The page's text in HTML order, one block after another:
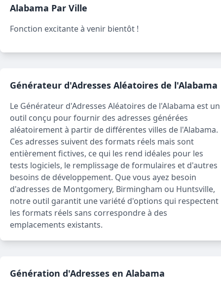
Alabama Par Ville
Fonction excitante à venir bientôt !
Générateur d'Adresses Aléatoires de l'Alabama
Le Générateur d'Adresses Aléatoires de l'Alabama est un
outil conçu pour fournir des adresses générées
aléatoirement à partir de différentes villes de l'Alabama.
Ces adresses suivent des formats réels mais sont
entièrement fictives, ce qui les rend idéales pour les
tests logiciels, le remplissage de formulaires et d'autres
besoins de développement. Que vous ayez besoin
d'adresses de Montgomery, Birmingham ou Huntsville,
notre outil garantit une variété d'options qui respectent
les formats réels sans correspondre à des
emplacements existants.
Génération d'Adresses en Alabama